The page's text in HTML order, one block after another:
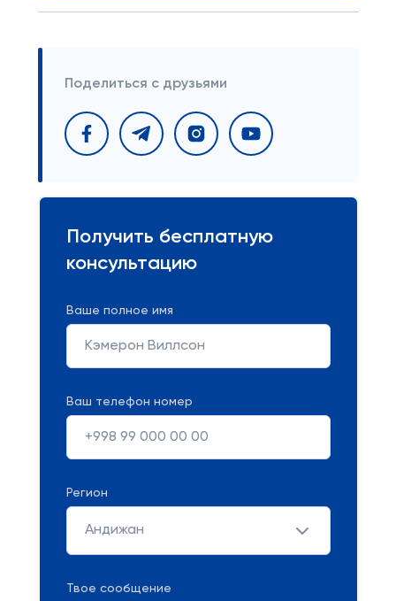
Поделиться с друзьями
Получить бесплатную
консультацию
Ваше полное имя
Ваш телефон номер
Регион
Андижан
Твое сообщение